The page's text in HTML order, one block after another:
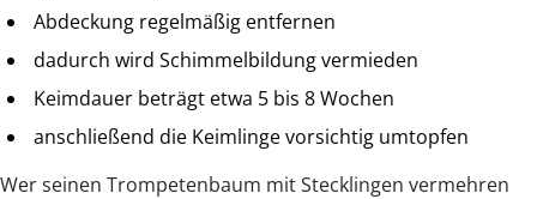
Abdeckung regelmäßig entfernen
dadurch wird Schimmelbildung vermieden
Keimdauer beträgt etwa 5 bis 8 Wochen
anschließend die Keimlinge vorsichtig umtopfen
Wer seinen Trompetenbaum mit Stecklingen vermehren